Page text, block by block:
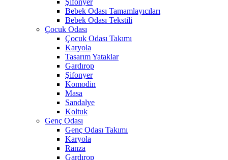
Şifonyer
Bebek Odası Tamamlayıcıları
Bebek Odası Tekstili
Çocuk Odası
Çocuk Odası Takımı
Karyola
Tasarım Yataklar
Gardırop
Şifonyer
Komodin
Masa
Sandalye
Koltuk
Genç Odası
Genç Odası Takımı
Karyola
Ranza
Gardırop